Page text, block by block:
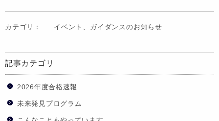
カテゴリ： イベント、ガイダンスのお知らせ
記事カテゴリ
2026年度合格速報
未来発見プログラム